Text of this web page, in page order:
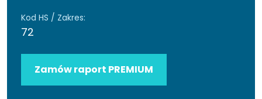
Kod HS / Zakres:
72
Zamów raport PREMIUM